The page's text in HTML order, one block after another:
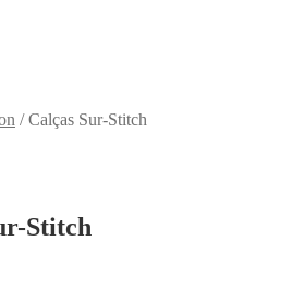
/Calças Sur-Stitch
Stitch